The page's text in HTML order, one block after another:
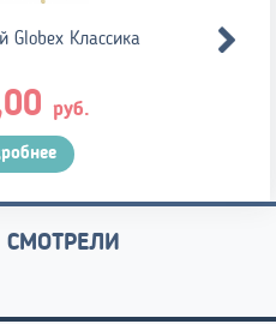
Globex Классика
руб.
СМОТРЕЛИ